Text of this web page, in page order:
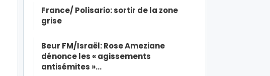
France/ Polisario: sortir de la zone
grise
Beur FM/Israël: Rose Ameziane
dénonce les « agissements
antisémites »…